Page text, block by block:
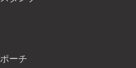
ポーチ